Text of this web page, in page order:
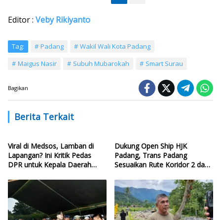
Editor : Veby Rikiyanto
Tag: Padang
Wakil Wali Kota Padang
Maigus Nasir
Subuh Mubarokah Smart Surau
Bagikan
Berita Terkait
Viral di Medsos, Lamban di
Lapangan? Ini Kritik Pedas
DPR untuk Kepala Daerah
Bencana
Dukung Open Ship HJK
Padang, Trans Padang
Sesuaikan Rute Koridor 2 dan